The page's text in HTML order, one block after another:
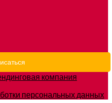
компания
персональных данных